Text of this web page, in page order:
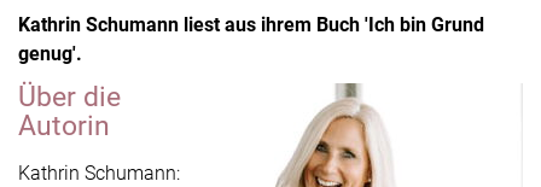
Kathrin Schumann liest aus ihrem Buch 'Ich bin Grund
genug'.
Über die
Autorin
Kathrin Schumann: